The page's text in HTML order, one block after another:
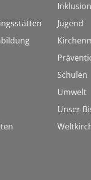
Inklusion
Jugend
Schulen
Umwelt
Unser